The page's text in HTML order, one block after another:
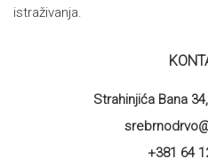
istraživanja.
Strahinjića Bana
+381 64